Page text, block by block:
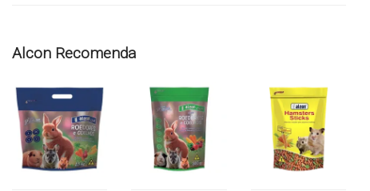
Alcon Recomenda